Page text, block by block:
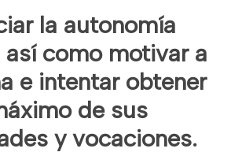
la autonomía
así como motivar a
e intentar obtener
de sus
y vocaciones.